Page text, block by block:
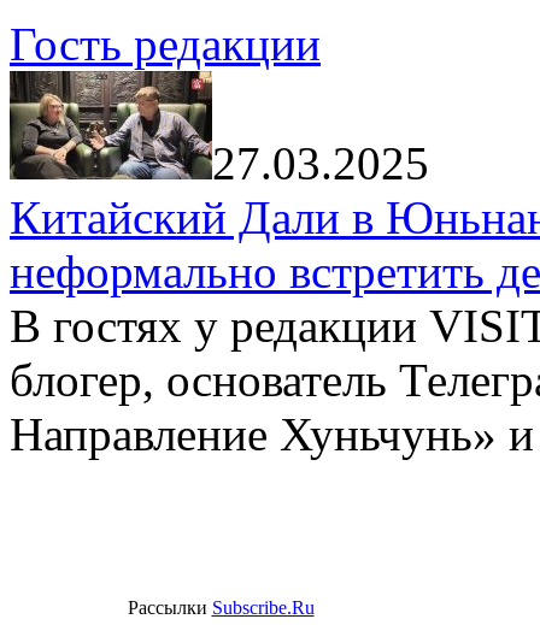
Гость редакции
27.03.2025
Китайский Дали в
неформально встретить
В гостях у редакции
блогер, основатель
Направление Хуньчунь»
Рассылки Subscribe.Ru